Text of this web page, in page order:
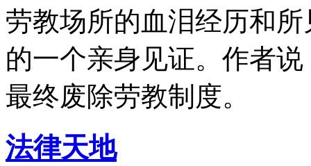
劳教场所的血泪经历和
的一个亲身见证。作者
最终废除劳教制度。
法律天地